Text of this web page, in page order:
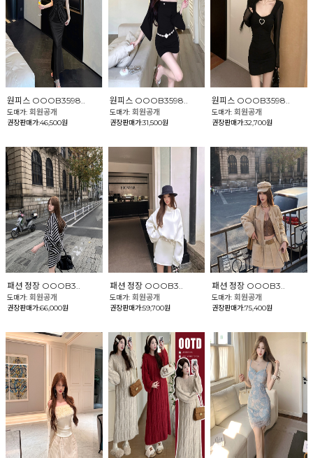
원피스 OOOB3598..
도매가: 회원공개
권장판매가:46,500원
원피스 OOOB3598..
도매가: 회원공개
권장판매가:31,500원
원피스 OOOB3598..
도매가:회원공개
권장판매가:32,700원
패션 정장 OOOB3..
도매가: 회원공개
권장판매가:66,000원
패션 정장 OOOB3..
도매가: 회원공개
권장판매가:59,700원
패션 정장 OOOB3..
도매가:회원공개
권장판매가:75,400원